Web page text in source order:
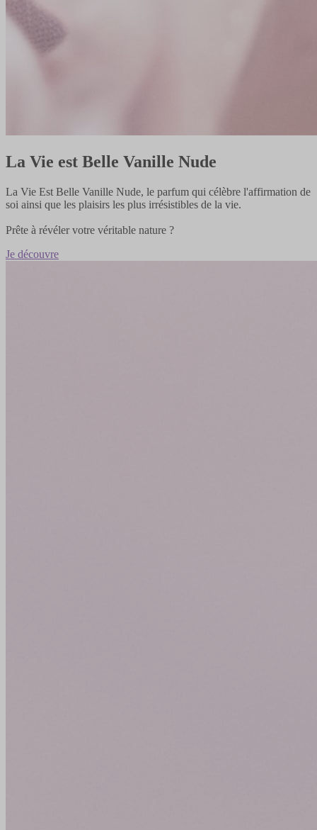
La Vie est Belle Vanille Nude
​​La Vie Est Belle Vanille Nude, le parfum qui célèbre l'affirmation de
soi ainsi que les plaisirs les plus irrésistibles de la vie. ​​
Prête à révéler votre véritable nature ?
Je découvre